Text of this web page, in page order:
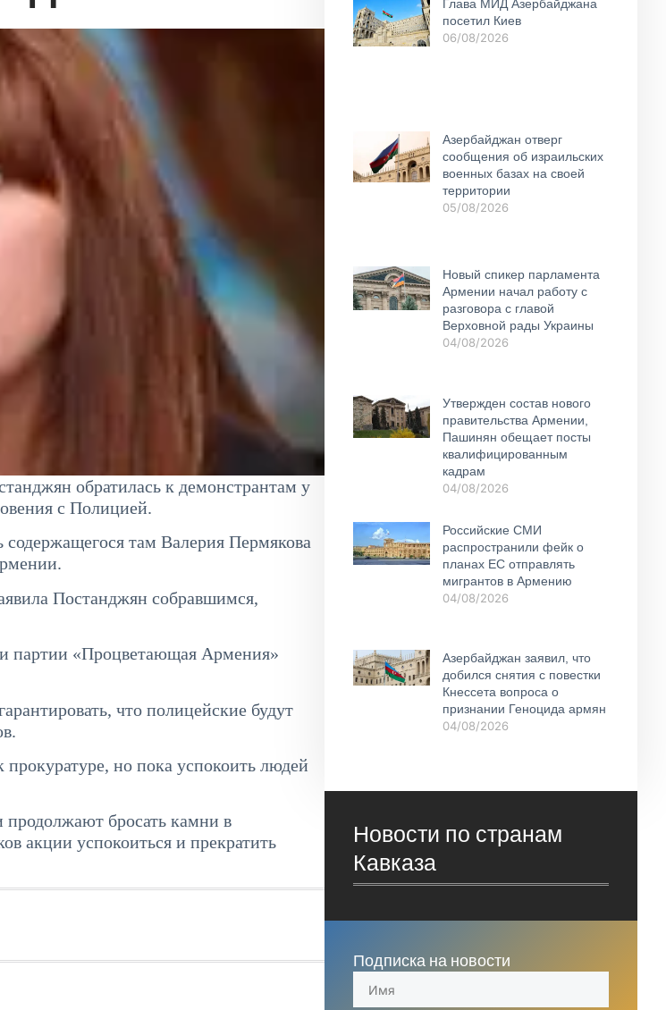
обратилась к демонстрантам у
с Полицией.
содержащегося там Валерия Пермякова
Постанджян собравшимся,
партии «Процветающая Армения»
что полицейские будут
прокуратуре, но пока успокоить людей
бросать камни в
акции успокоиться и прекратить
Глава МИД Азербайджана
посетил Киев
06/08/2026
Азербайджан отверг
сообщения об израильских
военных базах на своей
территории
05/08/2026
Новый спикер парламента
Армении начал работу с
разговора с главой
Верховной рады Украины
04/08/2026
Утвержден состав нового
правительства Армении,
Пашинян обещает посты
квалифицированным
кадрам
04/08/2026
Российские СМИ
распространили фейк о
планах ЕС отправлять
мигрантов в Армению
04/08/2026
Азербайджан заявил, что
добился снятия с повестки
Кнессета вопроса о
признании Геноцида армян
04/08/2026
Новости по странам
Кавказа
Подписка на новости